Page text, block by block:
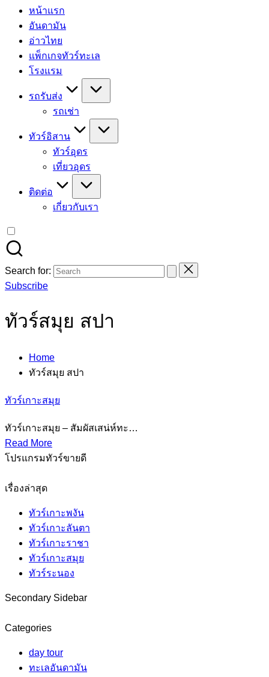
หน้าแรก
อันดามัน
อ่าวไทย
แพ็กเกจทัวร์ทะเล
โรงแรม
รถรับส่ง
รถเช่า
ทัวร์อิสาน
ทัวร์อุดร
เที่ยวอุดร
ติดต่อ
เกี่ยวกับเรา
Search for:
Subscribe
ทัวร์สมุย สปา
Home
ทัวร์สมุย สปา
ทัวร์เกาะสมุย
ทัวร์เกาะสมุย – สัมผัสเสน่ห์ทะ…
Read More
โปรแกรมทัวร์ขายดี
เรื่องล่าสุด
ทัวร์เกาะพงัน
ทัวร์เกาะลันตา
ทัวร์เกาะราชา
ทัวร์เกาะสมุย
ทัวร์ระนอง
Secondary Sidebar
Categories
day tour
ทะเลอันดามัน